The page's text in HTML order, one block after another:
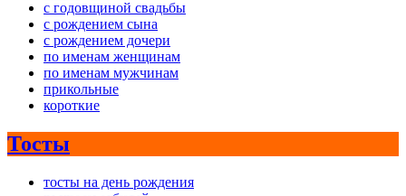
с годовщиной свадьбы
с рождением сына
с рождением дочери
по именам женщинам
по именам мужчинам
прикольные
короткие
Тосты
тосты на день рождения